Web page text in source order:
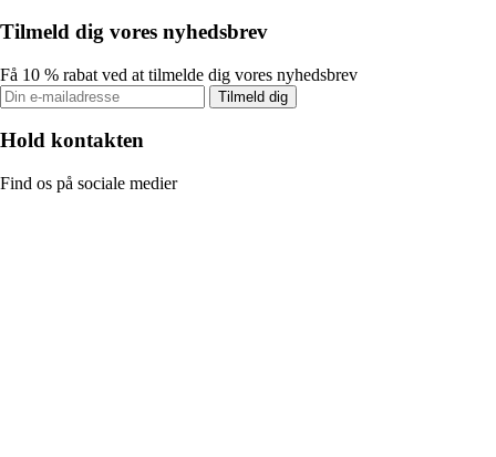
Tilmeld dig vores nyhedsbrev
Få 10 % rabat ved at tilmelde dig vores nyhedsbrev
Tilmeld dig
Hold kontakten
Find os på sociale medier